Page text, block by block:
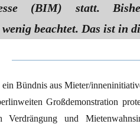
(BIM) statt.
beachtet. Das ist in
Bündnis aus Mieter/
Großdemonstration
Verdrängung und